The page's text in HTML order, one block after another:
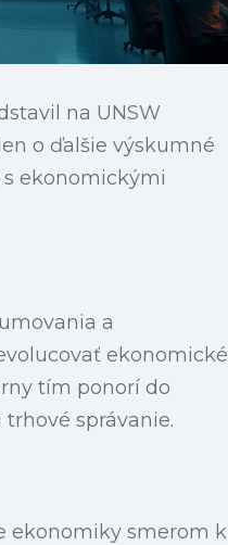
na UNSW
o ďalšie výskumné
ekonomickými
a
ekonomické
tím ponorí do
správanie.
ekonomiky smerom k